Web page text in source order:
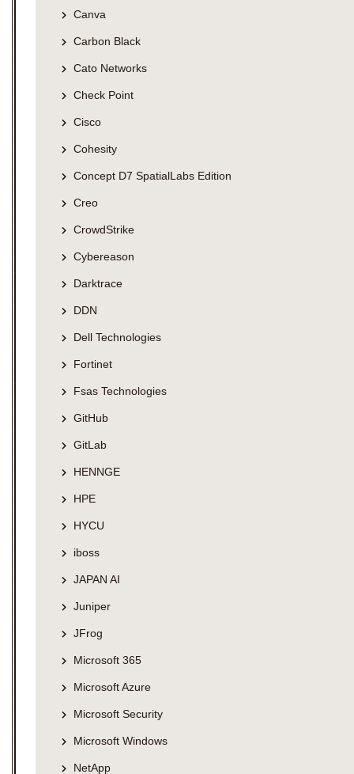
Canva
Carbon Black
Cato Networks
Check Point
Cisco
Cohesity
Concept D7 SpatialLabs Edition
Creo
CrowdStrike
Cybereason
Darktrace
DDN
Dell Technologies
Fortinet
Fsas Technologies
GitHub
GitLab
HENNGE
HPE
HYCU
iboss
JAPAN AI
Juniper
JFrog
Microsoft 365
Microsoft Azure
Microsoft Security
Microsoft Windows
NetApp